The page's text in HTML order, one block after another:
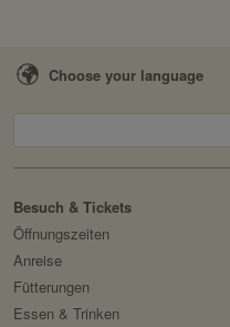
Choose your language
Besuch & Tickets
Öffnungszeiten
Anreise
Fütterungen
Essen & Trinken
Erlebnis
Zoo
Tiere
Artenschutz
&
Forschung